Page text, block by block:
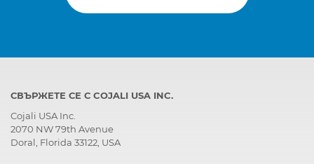
СВЪРЖЕТЕ СЕ С COJALI USA INC.
Cojali USA Inc.
2070 NW 79th Avenue
Doral, Florida 33122, USA